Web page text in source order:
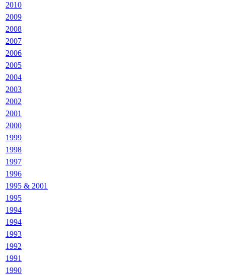
2010
2009
2008
2007
2006
2005
2004
2003
2002
2001
2000
1999
1998
1997
1996
1995 & 2001
1995
1994
1994
1993
1992
1991
1990